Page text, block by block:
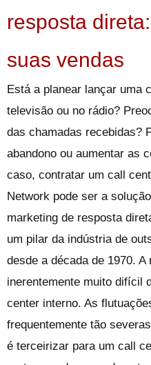
resposta
suas vendas
Está a planear lançar uma
televisão ou no rádio?
das chamadas recebidas?
abandono ou aumentar as
caso, contratar um call
Network pode ser a
marketing de resposta
um pilar da indústria de
desde a década de 1970.
inerentemente muito difícil
center interno. As
frequentemente tão
é terceirizar para um call